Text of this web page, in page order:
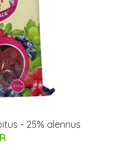
- 25% alennus